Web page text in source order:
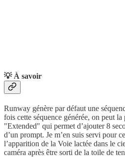
💡 À savoir
Runway génère par défaut une
fois cette séquence générée, on peut
"Extended" qui permet d’ajouter 8
d’un prompt. Je m’en suis servi pour
l’apparition de la Voie lactée dans le
caméra après être sorti de la toile de